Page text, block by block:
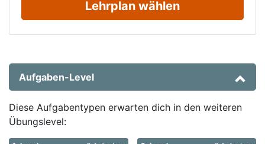
Lehrplan wählen
Aufgaben-Level
Diese Aufgabentypen erwarten dich in den weiteren
Übungslevel: